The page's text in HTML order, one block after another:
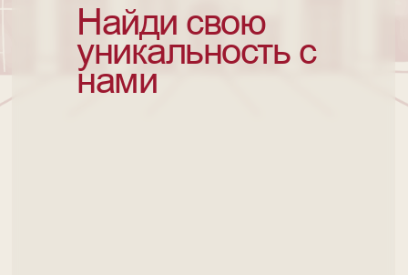
Найди свою
уникальность с
нами